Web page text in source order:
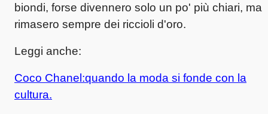
biondi, forse divennero solo un po' più chiari, ma
rimasero sempre dei riccioli d'oro.
Leggi anche:
Coco Chanel:quando la moda si fonde con la
cultura.